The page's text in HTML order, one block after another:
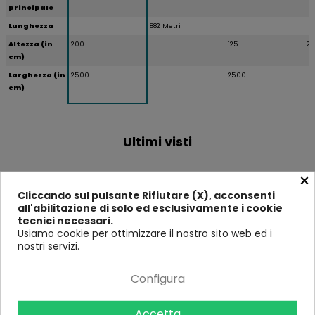
principale
Lunghezza
882 Metri
Altezza (in
cm)
200 125
Larghezza (in
cm)
2500 2500
Ultimi visti
-9% -11% ×
Cliccando sul pulsante Rifiutare (X), acconsenti
all'abilitazione di solo ed esclusivamente i cookie
tecnici necessari.
Usiamo cookie per ottimizzare il nostro sito web ed i
nostri servizi.
Configura